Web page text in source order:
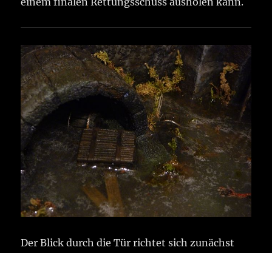
Der Blick durch die Tür richtet sich zunächst